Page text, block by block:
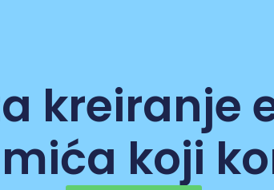
kreiranje
koji